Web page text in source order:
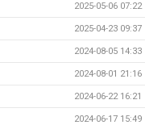
2025-05-06 07:22
2025-04-23 09:37
2024-08-05 14:33
2024-08-01 21:16
2024-06-22 16:21
2024-06-17 15:49